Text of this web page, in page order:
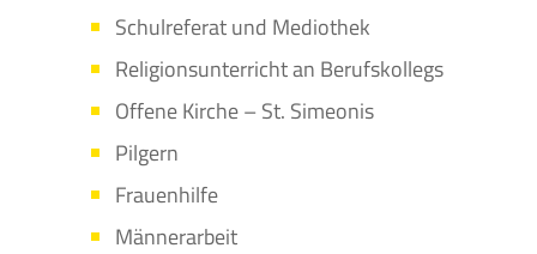
Schulreferat und Mediothek
Religionsunterricht an Berufskollegs
Offene Kirche – St. Simeonis
Pilgern
Frauenhilfe
Männerarbeit